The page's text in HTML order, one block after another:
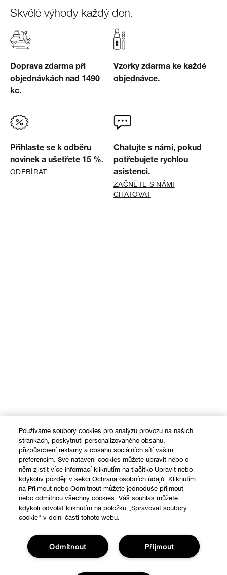
Skvělé výhody každý den.
Doprava zdarma při
objednávkách nad 1490
kc.
Vzorky zdarma ke každé
objednávce.
Přihlaste se k odběru
novinek a ušetřete 15 %.
ODEBÍRAT
Chatujte s námi, pokud
potřebujete rychlou
asistenci.
ZAČNĚTE S NÁMI
CHATOVAT
Nákupy online
Vyhledávač prodejen
Speciální nabídky
O nás
Mezinárodní stránky
Nápověda
Používáme soubory cookies pro analýzu provozu na našich
stránkách, poskytnutí personalizovaného obsahu,
přizpůsobení reklamy a obsahu sociálních sítí vašim
preferencím. Své natavení cookies můžete upravit nebo o
něm zjistit více informací kliknutím na tlačítko Upravit nebo
kdykoliv později v sekci Ochrana osobních údajů. Kliknutím
na Přijmout nebo Odmítnout můžete jednoduše přijmout
nebo odmítnou všechny cookies. Váš souhlas můžete
kdykoli odvolat kliknutím na položku „Spravovat soubory
cookie“ v dolní části tohoto webu.
Přijmout
Odmítnout